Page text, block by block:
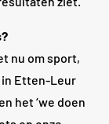
nu om sport,
Etten-Leur
het ‘we doen